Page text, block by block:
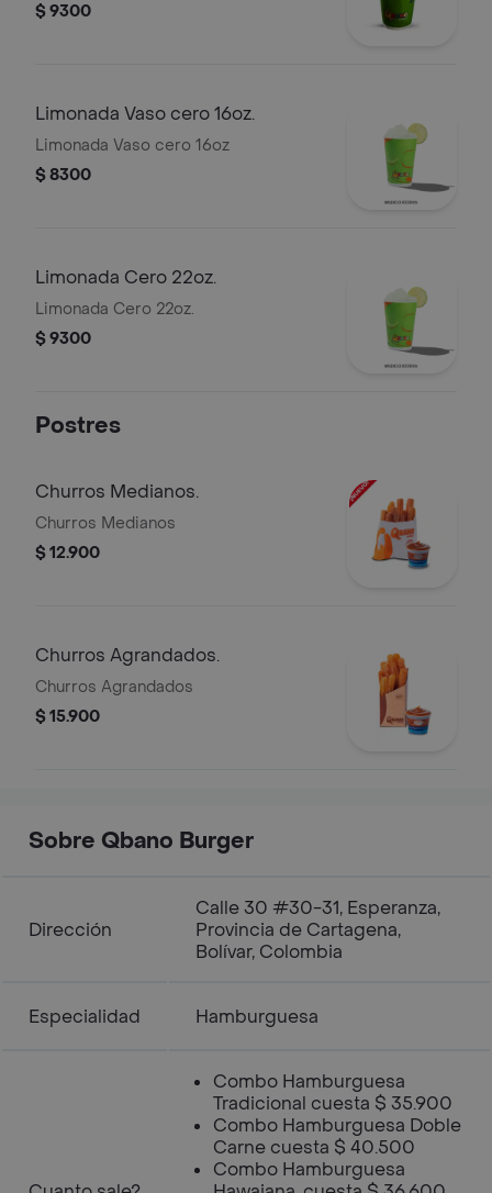
$ 9300
Limonada Vaso cero 16oz.
Limonada Vaso cero 16oz
$ 8300
Limonada Cero 22oz.
Limonada Cero 22oz.
$ 9300
Postres
Churros Medianos.
Churros Medianos
$ 12.900
Churros Agrandados.
Churros Agrandados
$ 15.900
Sobre Qbano Burger
Dirección
Calle 30 #30-31, Esperanza,
Provincia de Cartagena,
Bolívar, Colombia
Especialidad Hamburguesa
Combo Hamburguesa
Tradicional cuesta $ 35.900
Combo Hamburguesa Doble
Carne cuesta $ 40.500
Combo Hamburguesa